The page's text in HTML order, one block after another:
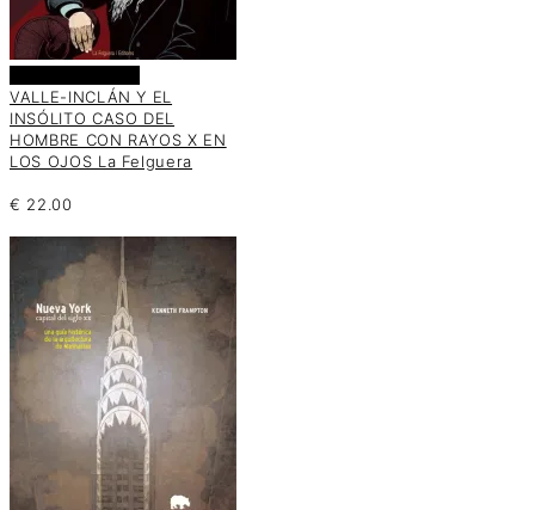
VALLE-INCLÁN Y EL
INSÓLITO CASO DEL
HOMBRE CON RAYOS X EN
LOS OJOS La Felguera
€ 22.00